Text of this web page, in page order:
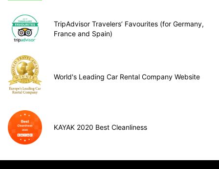
TripAdvisor Travelers’ Favourites (for Germany,
France and Spain)
World's Leading Car Rental Company Website
KAYAK 2020 Best Cleanliness